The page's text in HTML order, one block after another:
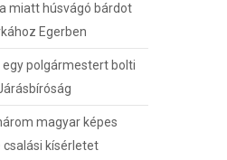
miatt húsvágó bárdot
Egerben
polgármestert bolti
magyar képes
kísérletet